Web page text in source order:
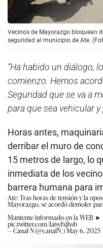
Vecinos de Mayorazgo bloquean
seguridad al municipio de Ate.
“Ha habido un diálogo,
comienzo. Hemos
Seguridad que se va a
para que sea vehicular y
Horas antes,
derribar el muro de
15 metros de largo, lo
inmediata de los
barrera humana para
Ate: Tras horas de tensión y la
Mayorazgo, se acordó demoler
Mantente informado en la WEB ►
pic.twitter.com/Ia6yJxjhsb
— Canal N (@canalN_)May 6, 2025